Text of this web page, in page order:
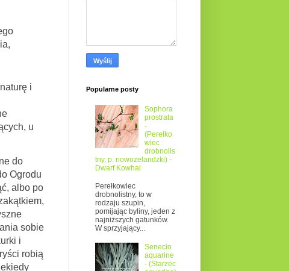
i
u
do
Ogrodu
albo po
sobie
i
robią
Popularne posty
Sophora
prostrata
-
(Perełko
wiec
drobnolis
tny, p. nowozelandzki) -
Dwarf Kowhai
Perełkowiec
drobnolistny, to w
rodzaju szupin,
pomijając byliny, jeden z
najniższych gatunków.
W sprzyjający...
Senecio
aquarine
- (Starzec